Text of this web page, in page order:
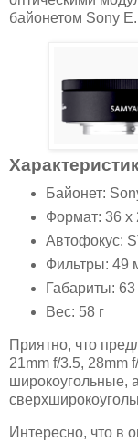
байонетом Sony E.
Байонет:
Формат: 36 x
Автофокус:
Фильтры: 49
Габариты:
Вес: 58 г
Приятно, что
21mm f/3.5, 28mm
широкоугольные,
Интересно, что в